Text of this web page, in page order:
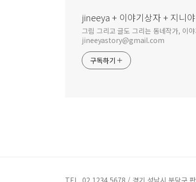
jineeya + 이야기상자 + 지니야
그림 그리고 글도 그리는 동네작가, 이
jineeyastory@gmail.com
구독하기
TEL. 02.1234.5678 / 경기 성남시 분당구